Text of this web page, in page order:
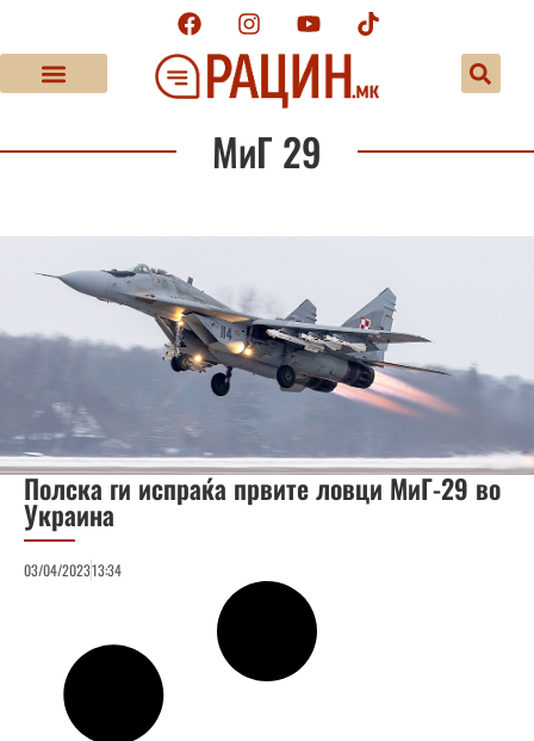
МиГ 29
Полска ги испраќа првите ловци МиГ-29 во
Украина
03/04/202313:34